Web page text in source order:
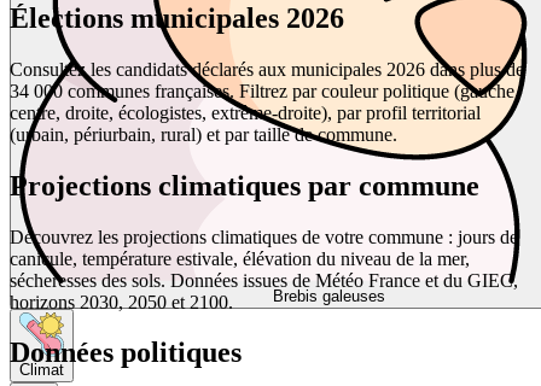
Brebis galeuses
Climat
Élections municipales 2026
Consultez les candidats déclarés aux municipales 2026 dans plus de
34 000 communes françaises. Filtrez par couleur politique (gauche,
centre, droite, écologistes, extrême-droite), par profil territorial
(urbain, périurbain, rural) et par taille de commune.
Projections climatiques par commune
Découvrez les projections climatiques de votre commune : jours de
canicule, température estivale, élévation du niveau de la mer,
sécheresses des sols. Données issues de Météo France et du GIEC,
horizons 2030, 2050 et 2100.
Données politiques